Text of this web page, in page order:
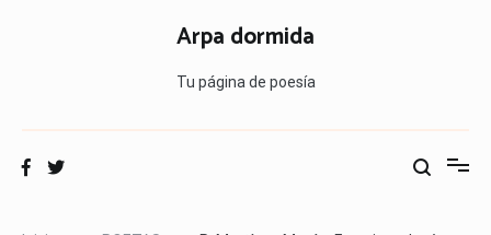
Arpa dormida
Tu página de poesía